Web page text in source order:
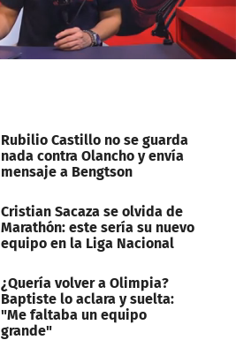
Rubilio Castillo no se guarda
nada contra Olancho y envía
mensaje a Bengtson
Cristian Sacaza se olvida de
Marathón: este sería su nuevo
equipo en la Liga Nacional
¿Quería volver a Olimpia?
Baptiste lo aclara y suelta:
"Me faltaba un equipo
grande"